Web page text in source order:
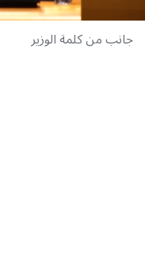
جانب من كلمة الوزير